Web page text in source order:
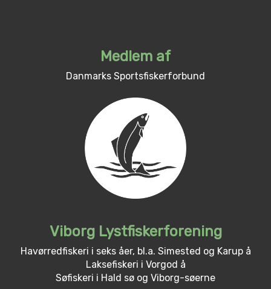
Medlem af
Danmarks Sportsfiskerforbund
Viborg Lystfiskerforening
Havørredfiskeri i seks åer, bl.a. Simested og Karup å
Laksefiskeri i Vorgod å
Søfiskeri i Hald sø og Viborg-søerne